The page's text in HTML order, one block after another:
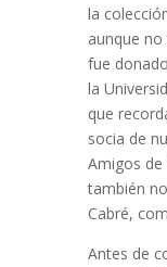
la
aunque
fue
la
que
socia de
Amigos
también
Cabré,
Antes de